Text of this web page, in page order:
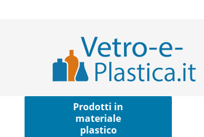
Prodotti in
materiale
plastico